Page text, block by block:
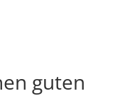
guten